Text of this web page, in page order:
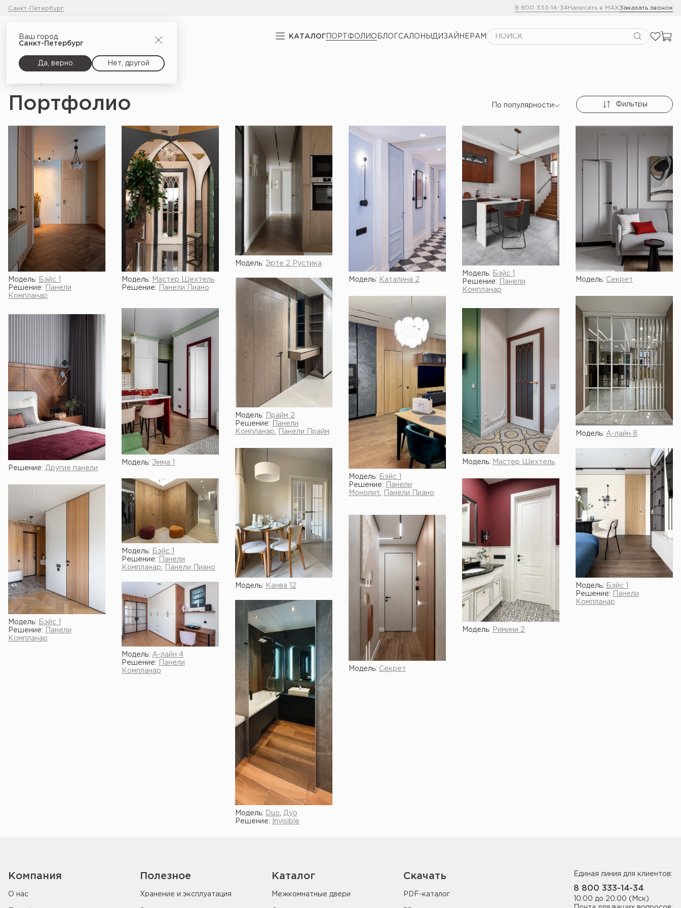
Санкт-Петербург 8 800 333-14-34Написать в MAXЗаказать звонок
КАТАЛОГ ПОРТФОЛИО БЛОГСАЛОНЫ ДИЗАЙНЕРАМ
Ваш город:
Санкт-Петербург
Да, верно Нет, другой
Портфолио По популярности Фильтры
Модель:
Бэйс 1
Решение:
Панели
Компланар
Модель:
Мастер Шехтель
Решение:
Панели Пиано
Модель: Эрте 2 Рустика
Модель: Каталина 2
Модель:
Бэйс 1
Решение:
Панели
Компланар
Модель: Секрет
Модель:
Прайм 2
Решение:
Панели
Компланар
Панели Прайм
Модель:
Бэйс 1
Решение:
Панели
Монолит
Панели Пиано
Модель: А-лайн 8
Модель: Эмма 1 Модель:
Мастер Шехтель
Решение: Другие панели
Модель: Канва 12 Модель:
Бэйс 1
Решение:
Панели
Компланар
Модель:
Бэйс 1
Решение:
Панели
Компланар
Панели Пиано
Модель: Римини 2
Модель:
Бэйс 1
Решение:
Панели
Компланар
Модель: Секрет
Модель: А-лайн 4
Решение:
Панели
Компланар
Модель: Duo
Дуо
Решение:
Invisible
Компания
О нас
Полезное
Хранение и эксплуатация
Каталог
Межкомнатные двери
Скачать
PDF-каталог
Единая линия для клиентов:
8 800 333-14-34
10:00 до 20:00 (Мск)